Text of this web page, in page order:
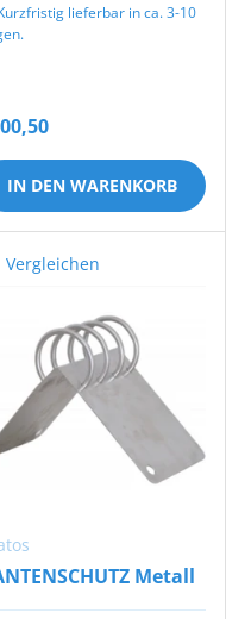
lieferbar in ca. 3-10
IN DEN WARENKORB
Vergleichen
Metall